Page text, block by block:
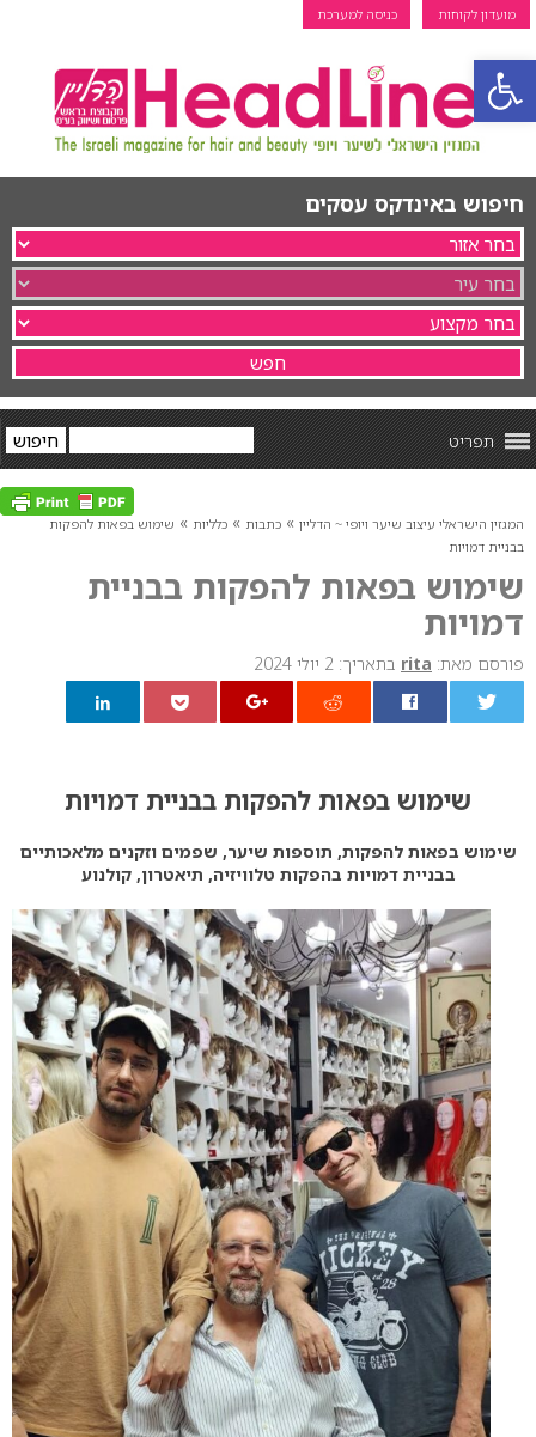
פתח סרגל נגישות
מועדון לקוחות כניסה למערכת
חיפוש באינדקס עסקים
תפריט
המגזין הישראלי עיצוב שיער ויופי ~ הדליין » כתבות » כלליות » שימוש בפאות להפקות
בבניית דמויות
שימוש בפאות להפקות בבניית
דמויות
פורסם מאת: rita בתאריך: 2 יולי 2024
שימוש בפאות להפקות בבניית דמויות
שימוש בפאות להפקות, תוספות שיער, שפמים וזקנים מלאכותיים
בבניית דמויות בהפקות טלוויזיה, תיאטרון, קולנוע